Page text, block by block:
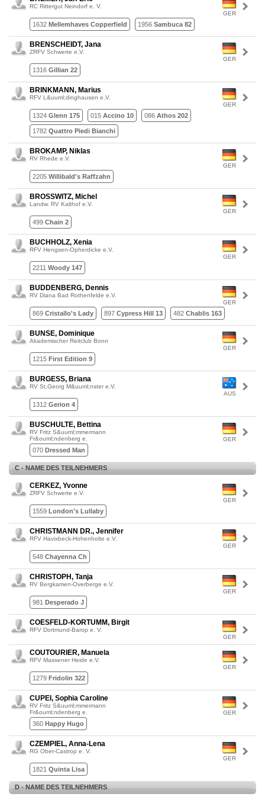
GER
RC Rittergut Neindorf e. V.
1632 Mellemhaves Copperfield 1956 Sambuca 82
GER
BRENSCHEIDT, Jana
ZRFV Schwerte e.V.
1316 Gillian 22
GER
BRINKMANN, Marius
RFV L&uuml;dinghausen e.V.
1324 Glenn 175 015 Accino 10 086 Athos 202
1782 Quattro Piedi Bianchi
GER
BROKAMP, Niklas
RV Rhede e.V.
2205 Willibald's Raffzahn
GER
BROSSWITZ, Michel
Landw. RV Kalthof e.V.
499 Chain 2
GER
BUCHHOLZ, Xenia
RFV Hengsen-Opherdicke e.V.
2211 Woody 147
GER
BUDDENBERG, Dennis
RV Diana Bad Rothenfelde e.V.
869 Cristallo's Lady 897 Cypress Hill 13 482 Chablis 163
GER
BUNSE, Dominique
Akademischer Reitclub Bonn
1215 First Edition 9
AUS
BURGESS, Briana
RV St.Georg M&uuml;nster e.V.
1312 Gerion 4
GER
BUSCHULTE, Bettina
RV Fritz S&uuml;mmermann
Fr&ouml;ndenberg e.
070 Dressed Man
C - NAME DES TEILNEHMERS
GER
CERKEZ, Yvonne
ZRFV Schwerte e.V.
1559 London's Lullaby
GER
CHRISTMANN DR., Jennifer
RFV Havixbeck-Hohenholte e.V.
548 Chayenna Ch
GER
CHRISTOPH, Tanja
RV Bergkamen-Overberge e.V.
981 Desperado J
GER
COESFELD-KORTUMM, Birgit
RFV Dortmund-Barop e. V.
GER
COUTOURIER, Manuela
RFV Massener Heide e.V.
1279 Fridolin 322
GER
CUPEI, Sophia Caroline
RV Fritz S&uuml;mmermann
Fr&ouml;ndenberg e.
360 Happy Hugo
GER
CZEMPIEL, Anna-Lena
RG Ober-Castrop e. V.
1821 Quinta Lisa
D - NAME DES TEILNEHMERS